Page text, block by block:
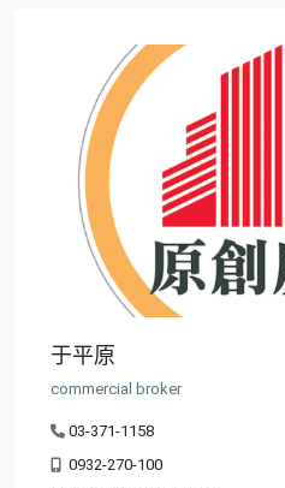
于平原
commercial broker
03-371-1158
0932-270-100